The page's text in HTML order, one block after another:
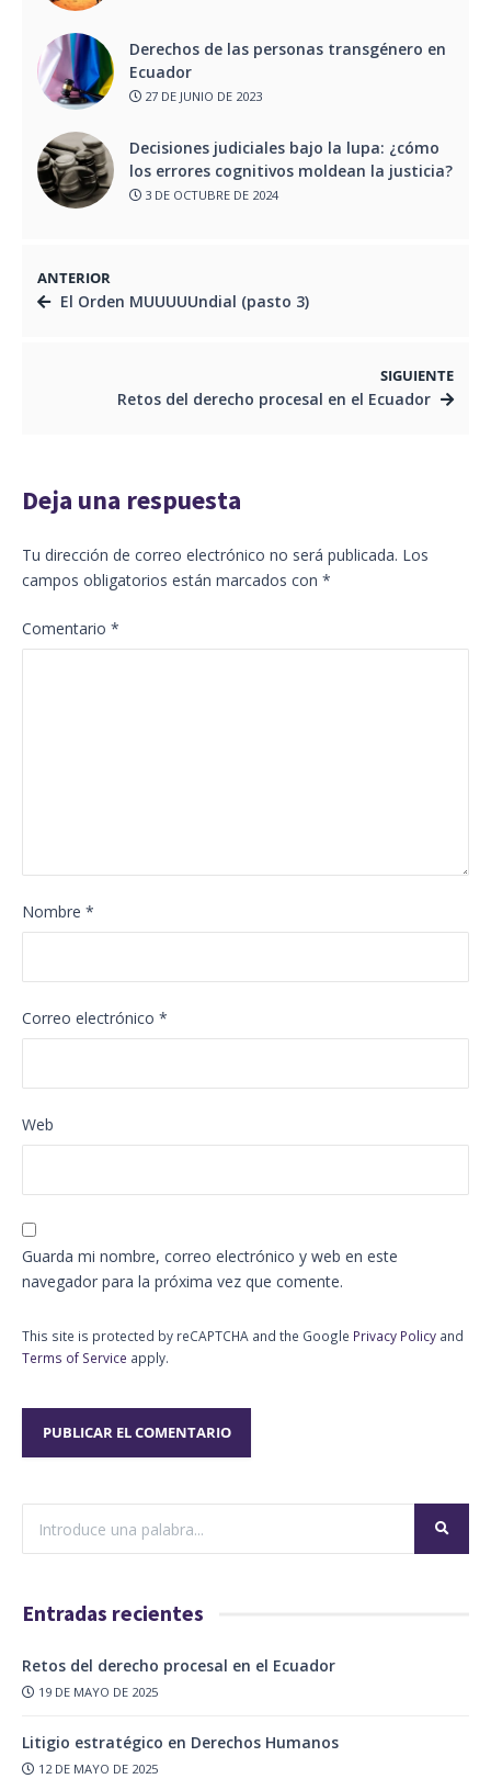
Derechos de las personas transgénero en
Ecuador
27 DE JUNIO DE 2023
Decisiones judiciales bajo la lupa: ¿cómo
los errores cognitivos moldean la justicia?
3 DE OCTUBRE DE 2024
ANTERIOR
El Orden MUUUUUndial (pasto 3)
SIGUIENTE
Retos del derecho procesal en el Ecuador
Deja una respuesta
Tu dirección de correo electrónico no será publicada. Los
campos obligatorios están marcados con *
Comentario *
Nombre *
Correo electrónico *
Web
Guarda mi nombre, correo electrónico y web en este
navegador para la próxima vez que comente.
This site is protected by reCAPTCHA and the Google Privacy Policy and
Terms of Service apply.
Entradas recientes
Retos del derecho procesal en el Ecuador
19 DE MAYO DE 2025
Litigio estratégico en Derechos Humanos
12 DE MAYO DE 2025